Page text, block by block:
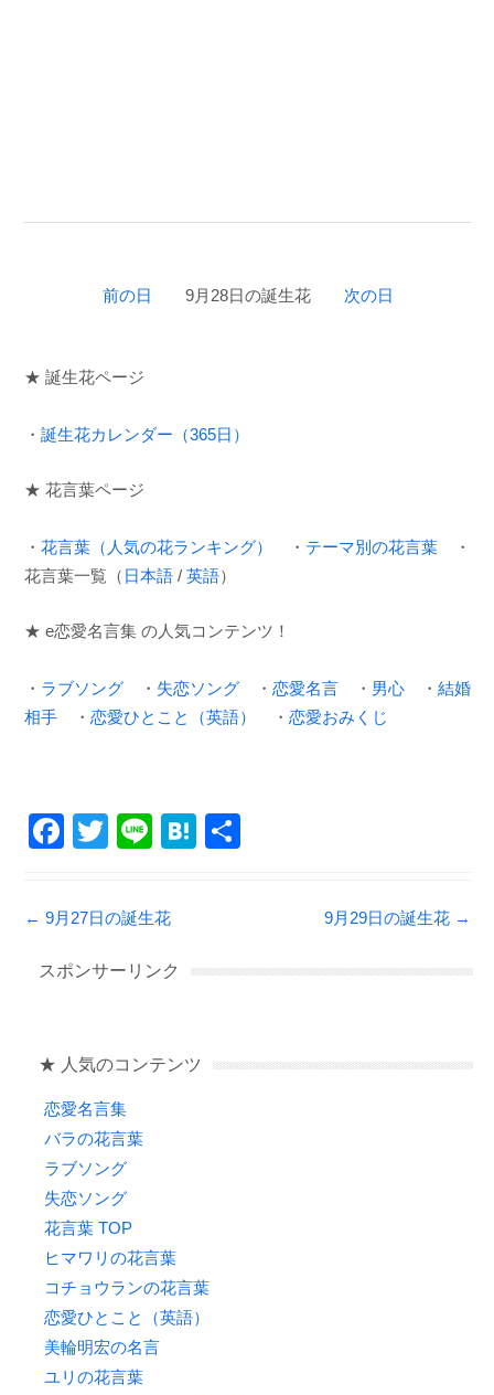
前の日 9月28日の誕生花 次の日
★ 誕生花ページ
・ 誕生花カレンダー（365日）
★ 花言葉ページ
・ 花言葉（人気の花ランキング） ・ テーマ別の花言葉 ・
花言葉一覧（ 日本語 / 英語）
★ e恋愛名言集 の人気コンテンツ！
・ ラブソング ・ 失恋ソング ・ 恋愛名言 ・ 男心 ・ 結婚
相手 ・ 恋愛ひとこと（英語） ・ 恋愛おみくじ
F
c
e
b
k
T
tt
er
Li
e
H
Post navigation
← 9月27日の誕生花 9月29日の誕生花 →
スポンサーリンク
★ 人気のコンテンツ
恋愛名言集
バラの花言葉
ラブソング
失恋ソング
花言葉 TOP
ヒマワリの花言葉
コチョウランの花言葉
恋愛ひとこと（英語）
美輪明宏の名言
ユリの花言葉